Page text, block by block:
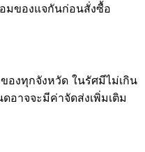
มของแจกันก่อนสั่งซื้อ
องทุกจังหวัด ในรัศมีไม่เกิน
อาจจะมีค่าจัดส่งเพิ่มเติม